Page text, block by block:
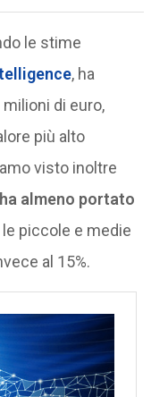
le stime
, ha
di euro,
più alto
visto inoltre
almeno portato
le piccole e medie
al 15%.